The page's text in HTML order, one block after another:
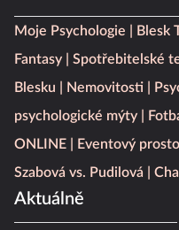
Moje Psychologie Blesk
Fantasy
Spotřebitelské
Blesku
Nemovitosti
psychologické mýty
ONLINE
Eventový
Szabová vs. Pudilová
Aktuálně